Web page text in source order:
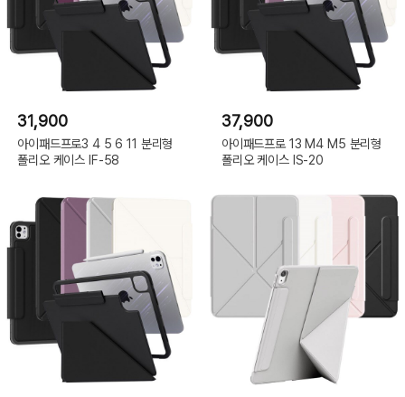
31,900
아이패드프로3 4 5 6 11 분리형
폴리오 케이스 IF-58
37,900
아이패드프로 13 M4 M5 분리형
폴리오 케이스 IS-20